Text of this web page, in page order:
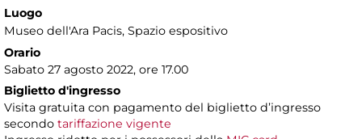
Luogo
Museo dell'Ara Pacis, Spazio espositivo
Orario
Sabato 27 agosto 2022, ore 17.00
Biglietto d'ingresso
Visita gratuita con pagamento del biglietto d’ingresso
secondo tariffazione vigente